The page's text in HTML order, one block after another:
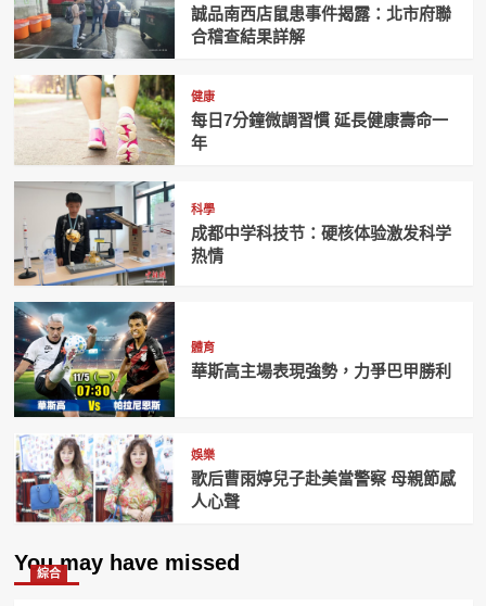
誠品南西店鼠患事件揭露：北市府聯
合稽查結果詳解
健康
每日7分鐘微調習慣 延長健康壽命一
年
科學
成都中学科技节：硬核体验激发科学
热情
體育
華斯高主場表現強勢，力爭巴甲勝利
娛樂
歌后曹雨婷兒子赴美當警察 母親節感
人心聲
You may have missed
綜合